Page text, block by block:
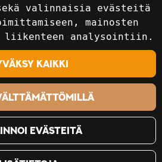
sekä valinnaisia evästeitä
mainosten
liikenteen analysointiin.
kaikki
evästeitä
mediassa